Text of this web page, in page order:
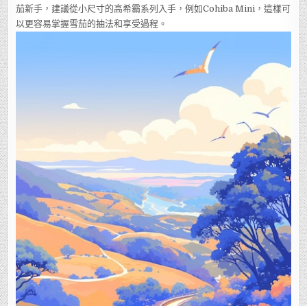
茄新手，建議從小尺寸的高希霸系列入手，例如Cohiba Mini，這樣可
以更容易掌握雪茄的抽法和享受過程。